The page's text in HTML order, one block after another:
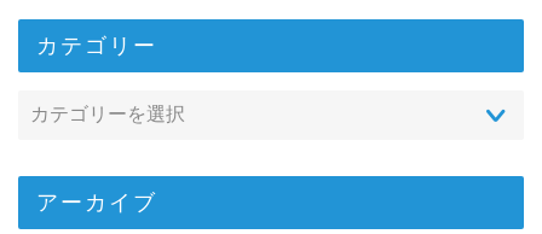
カテゴリー
アーカイブ